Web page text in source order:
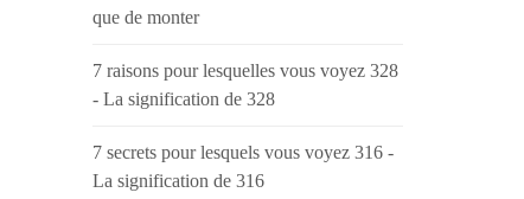
que de monter
7 raisons pour lesquelles vous voyez 328
- La signification de 328
7 secrets pour lesquels vous voyez 316 -
La signification de 316